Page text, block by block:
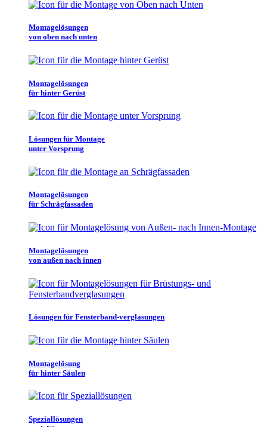
Montagelösungen
von oben nach unten
Montagelösungen
für hinter Gerüst
Lösungen für Montage
unter Vorsprung
Montagelösungen
für Schrägfassaden
Montagelösungen
von außen nach innen
Lösungen für Fensterband-verglasungen
Montagelösung
für hinter Säulen
Speziallösungen